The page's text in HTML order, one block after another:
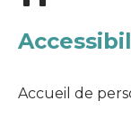
Accueil de